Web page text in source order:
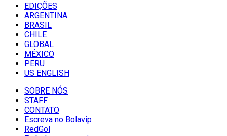
EDIÇÕES
ARGENTINA
BRASIL
CHILE
GLOBAL
MÉXICO
PERU
US ENGLISH
SOBRE NÓS
STAFF
CONTATO
Escreva no Bolavip
RedGol